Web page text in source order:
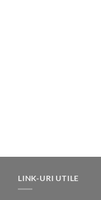
LINK-URI UTILE